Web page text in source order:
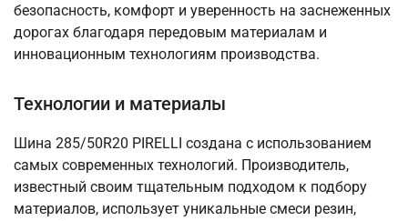
безопасность, комфорт и уверенность на заснеженных
дорогах благодаря передовым материалам и
инновационным технологиям производства.
Технологии и материалы
Шина 285/50R20 PIRELLI создана с использованием
самых современных технологий. Производитель,
известный своим тщательным подходом к подбору
материалов, использует уникальные смеси резин,